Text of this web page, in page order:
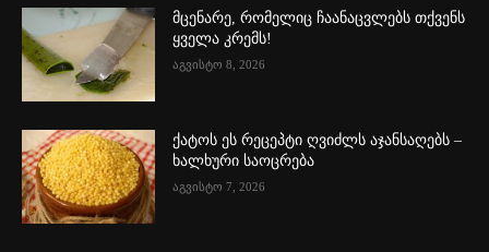
მცენარე, რომელიც ჩაანაცვლებს თქვენს
ყველა კრემს!
აგვისტო 8, 2026
ქატოს ეს რეცეპტი ღვიძლს აჯანსაღებს –
ხალხური საოცრება
აგვისტო 7, 2026